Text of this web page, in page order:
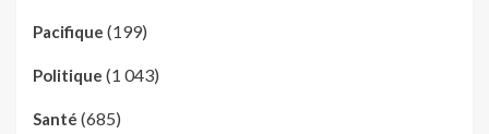
Pacifique (199)
Politique (1 043)
Santé (685)